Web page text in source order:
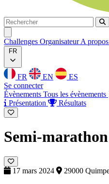
Rechercher
Challenges OrganisateurA propos
FR
FR EN
ES
Se connecter
Évènements Tous les évènements
Présentation
Résultats
Semi-
17 mars 2024 29000